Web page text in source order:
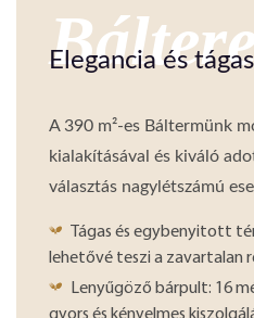
Elegancia és
A 390 m²-es Báltermünk
kialakításával és kiváló
választás nagylétszámú
Tágas és egybenyitott
lehetővé teszi a zavartalan
Lenyűgöző bárpult: 16
gyors és kényelmes